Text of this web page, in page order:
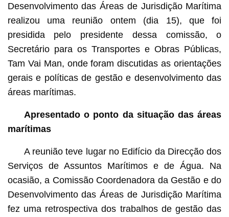
Desenvolvimento das Áreas de Jurisdição Marítima
realizou uma reunião ontem (dia 15), que foi
presidida pelo presidente dessa comissão, o
Secretário para os Transportes e Obras Públicas,
Tam Vai Man, onde foram discutidas as orientações
gerais e políticas de gestão e desenvolvimento das
áreas marítimas.
Apresentado o ponto da situação das áreas
marítimas
A reunião teve lugar no Edifício da Direcção dos
Serviços de Assuntos Marítimos e de Água. Na
ocasião, a Comissão Coordenadora da Gestão e do
Desenvolvimento das Áreas de Jurisdição Marítima
fez uma retrospectiva dos trabalhos de gestão das